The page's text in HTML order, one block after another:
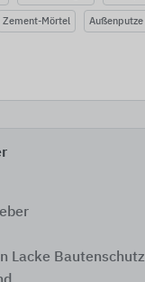
Zement-Mörtel Außenputze
Lacke Bautenschutz